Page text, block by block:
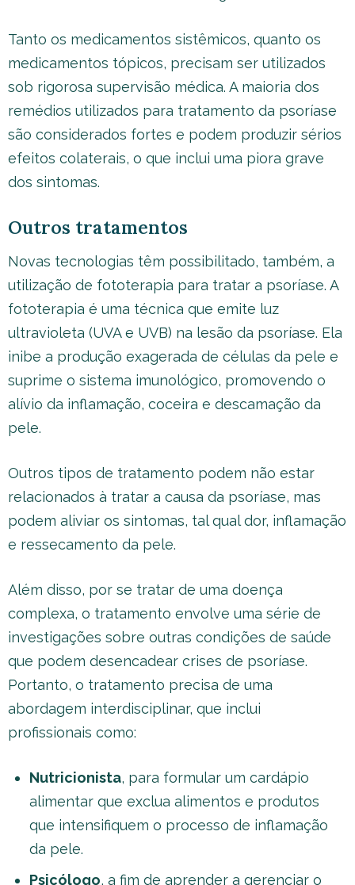
Tanto os medicamentos sistêmicos, quanto os
medicamentos tópicos, precisam ser utilizados
sob rigorosa supervisão médica. A maioria dos
remédios utilizados para tratamento da psoríase
são considerados fortes e podem produzir sérios
efeitos colaterais, o que inclui uma piora grave
dos sintomas.
Outros tratamentos
Novas tecnologias têm possibilitado, também, a
utilização de fototerapia para tratar a psoríase. A
fototerapia é uma técnica que emite luz
ultravioleta (UVA e UVB) na lesão da psoríase. Ela
inibe a produção exagerada de células da pele e
suprime o sistema imunológico, promovendo o
alívio da inflamação, coceira e descamação da
pele.
Outros tipos de tratamento podem não estar
relacionados à tratar a causa da psoríase, mas
podem aliviar os sintomas, tal qual dor, inflamação
e ressecamento da pele.
Além disso, por se tratar de uma doença
complexa, o tratamento envolve uma série de
investigações sobre outras condições de saúde
que podem desencadear crises de psoríase.
Portanto, o tratamento precisa de uma
abordagem interdisciplinar, que inclui
profissionais como:
Nutricionista, para formular um cardápio
alimentar que exclua alimentos e produtos
que intensifiquem o processo de inflamação
da pele.
Psicólogo, a fim de aprender a gerenciar o